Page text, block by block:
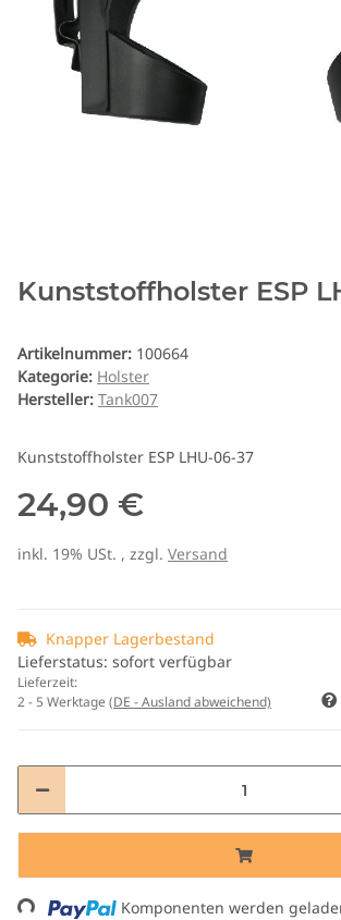
Kunststoffholster ESP
Artikelnummer: 100664
Kategorie: Holster
Hersteller: Tank007
Kunststoffholster ESP LHU-06-37
24,90 €
inkl. 19% USt. , zzgl. Versand
Knapper Lagerbestand
Lieferstatus: sofort verfügbar
Lieferzeit:
2 - 5 Werktage (DE - Ausland abweichend)
Loading... Komponenten werden